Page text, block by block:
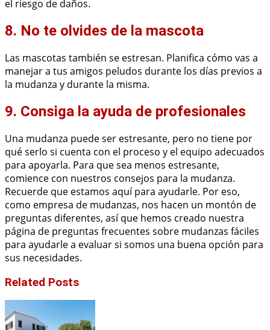
el riesgo de daños.
8. No te olvides de la mascota
Las mascotas también se estresan. Planifica cómo vas a
manejar a tus amigos peludos durante los días previos a
la mudanza y durante la misma.
9. Consiga la ayuda de profesionales
Una mudanza puede ser estresante, pero no tiene por
qué serlo si cuenta con el proceso y el equipo adecuados
para apoyarla. Para que sea menos estresante,
comience con nuestros consejos para la mudanza.
Recuerde que estamos aquí para ayudarle. Por eso,
como empresa de mudanzas, nos hacen un montón de
preguntas diferentes, así que hemos creado nuestra
página de preguntas frecuentes sobre mudanzas fáciles
para ayudarle a evaluar si somos una buena opción para
sus necesidades.
Related Posts